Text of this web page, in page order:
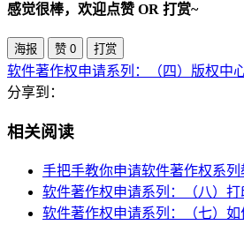
感觉很棒，欢迎点赞 OR 打赏~
海报 赞 0 打赏
软件著作权申请系列：（四）版权中
分享到：
相关阅读
手把手教你申请软件著作权系列
软件著作权申请系列：（八）
软件著作权申请系列：（七）